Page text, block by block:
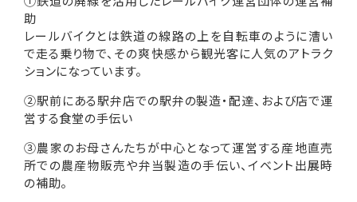
助
レールバイクとは鉄道の線路の上を自転車のように漕い
で走る乗り物で、その爽快感から観光客に人気のアトラク
ションになっています。
②駅前にある駅弁店での駅弁の製造・配達、および店で運
営する食堂の手伝い
③農家のお母さんたちが中心となって運営する産地直売
所での農産物販売や弁当製造の手伝い、イベント出展時
の補助。